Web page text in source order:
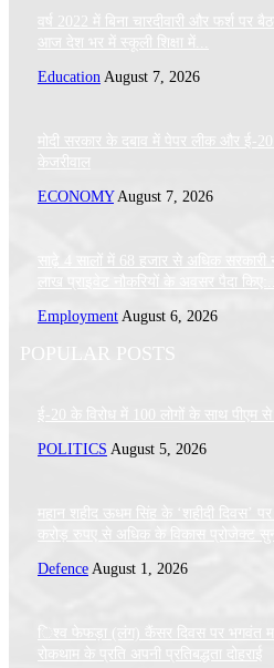
वर्ष 2022 में बिना चारदीवारी और फर्श
आज देश भर में स्कूली शिक्षा में...
Education August 7, 2026
मोदी सरकार के दबाव में पेपर लीक और ई-
केजरीवाल
ECONOMY August 7, 2026
साढ़े 4 सालों में 68 हजार से अधिक
लाख प्राइवेट नौकरियों के अवसर पैदा किए:...
Employment August 6, 2026
POPULAR POSTS
ई-20 के विरोध में 100 लोगों के साथ पीएम
POLITICS August 5, 2026
महान शहीद ऊधम सिंह के ‘शहीदी दिवस’
करोड़ रुपए से अधिक के विकास प्रोजेक्ट
Defence August 1, 2026
िश्व फेफड़ा (लंग) कैंसर दिवस पर भगवंत
रोकथाम के प्रति अपनी प्रतिबद्धता दोहराई